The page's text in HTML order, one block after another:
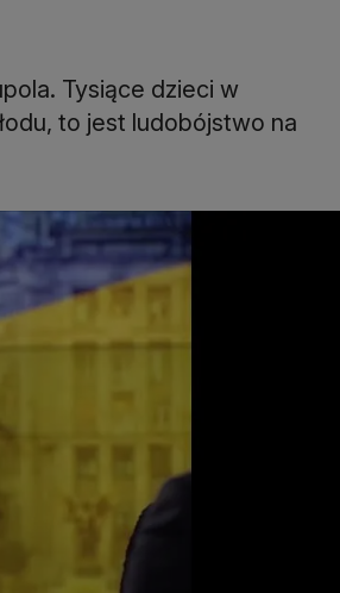
Tysiące dzieci w
to jest ludobójstwo na